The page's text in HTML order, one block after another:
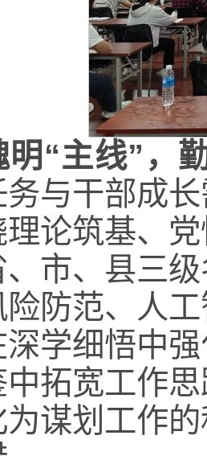
明“主线”，
与干部成
论筑基、
市、县三
防范、人
学细悟中
拓宽工作
为谋划工作